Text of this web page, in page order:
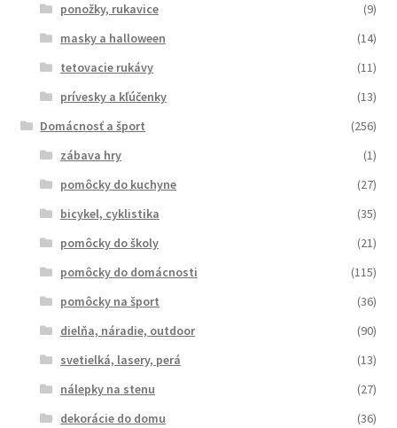
ponožky, rukavice
(9)
masky a halloween
(14)
tetovacie rukávy
(11)
prívesky a kľúčenky
(13)
Domácnosť a šport
(256)
zábava hry
(1)
pomôcky do kuchyne
(27)
bicykel, cyklistika
(35)
pomôcky do školy
(21)
pomôcky do domácnosti
(115)
pomôcky na šport
(36)
dielňa, náradie, outdoor
(90)
svetielká, lasery, perá
(13)
nálepky na stenu
(27)
dekorácie do domu
(36)